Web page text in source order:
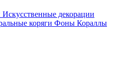
Искусственные декорации
коряги Фоны Кораллы